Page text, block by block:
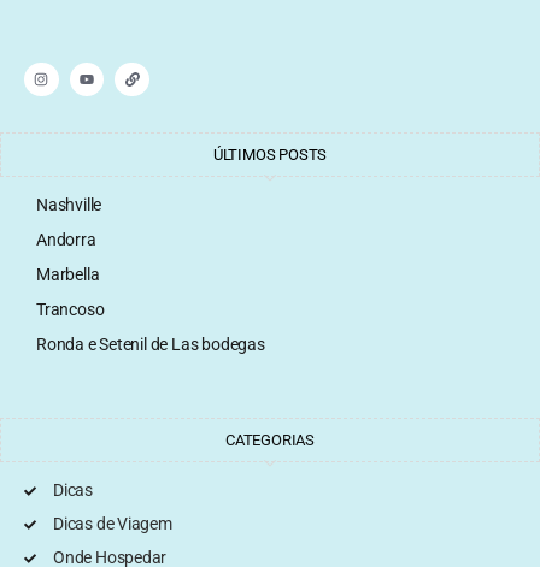
ÚLTIMOS POSTS
Nashville
Andorra
Marbella
Trancoso
Ronda e Setenil de Las bodegas
CATEGORIAS
Dicas
Dicas de Viagem
Onde Hospedar